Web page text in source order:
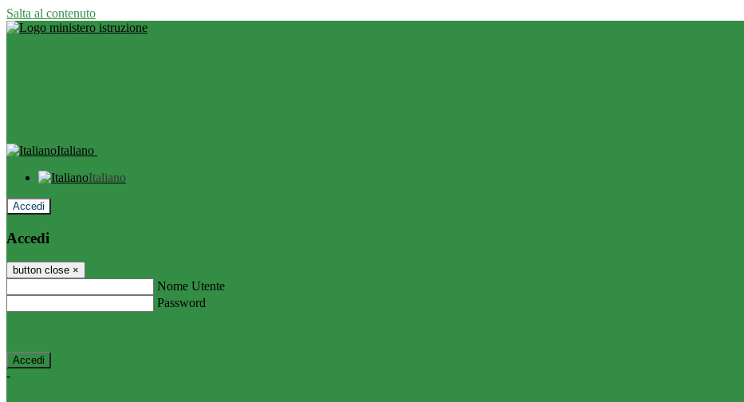
Salta al contenuto
Italiano
Italiano
Accedi
Accedi
button close ×
Nome Utente
Password
-